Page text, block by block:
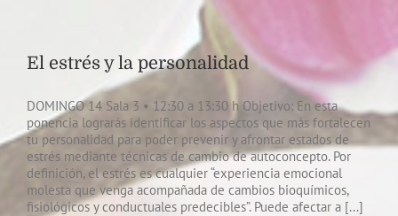
El estrés y la personalidad
DOMINGO 14 Sala 3 • 12:30 a 13:30 h Objetivo: En esta
ponencia lograrás identificar los aspectos que más fortalecen
tu personalidad para poder prevenir y afrontar estados de
estrés mediante técnicas de cambio de autoconcepto. Por
definición, el estrés es cualquier “experiencia emocional
molesta que venga acompañada de cambios bioquímicos,
fisiológicos y conductuales predecibles”. Puede afectar a [...]